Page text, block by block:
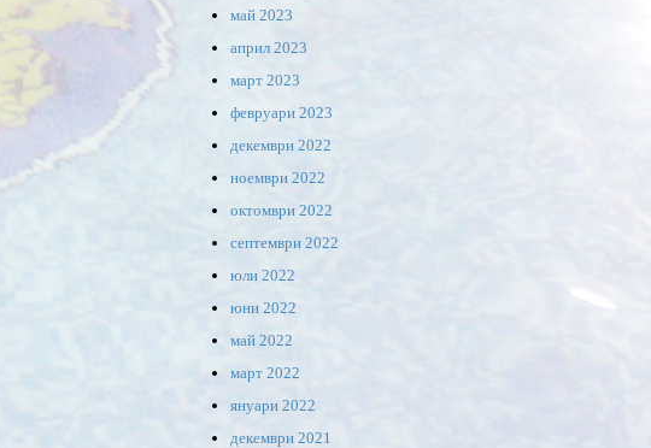
май 2023
април 2023
март 2023
февруари 2023
декември 2022
ноември 2022
октомври 2022
септември 2022
юли 2022
юни 2022
май 2022
март 2022
януари 2022
декември 2021